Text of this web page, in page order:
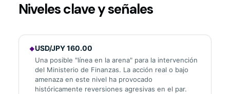
Niveles clave y señales
◆USD/JPY 160.00
Una posible "línea en la arena" para la intervención
del Ministerio de Finanzas. La acción real o bajo
amenaza en este nivel ha provocado
históricamente reversiones agresivas en el par.